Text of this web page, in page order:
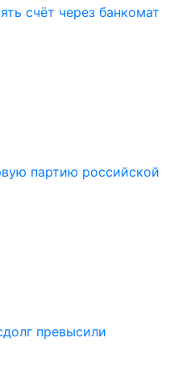
счёт через банкомат
партию российской
превысили